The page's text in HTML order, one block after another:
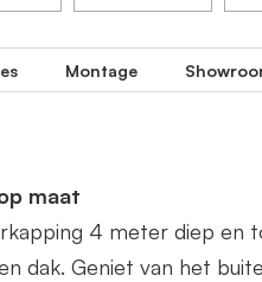
Montage
maat
4 meter diep
dak. Geniet van het